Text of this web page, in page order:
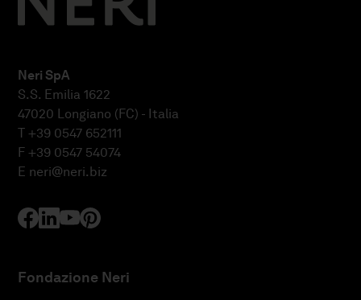
Neri SpA
S.S. Emilia 1622
47020 Longiano (FC) - Italia
T +39 0547 652111
F +39 0547 54074
E neri@neri.biz
Fondazione Neri